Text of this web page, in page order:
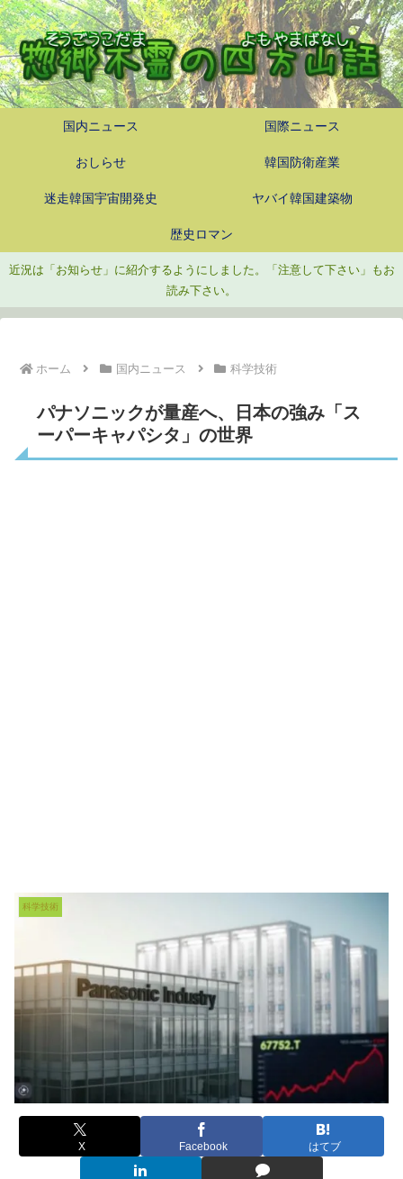
国内ニュース 国際ニュース
おしらせ 韓国防衛産業
迷走韓国宇宙開発史 ヤバイ韓国建築物
歴史ロマン
近況は「お知らせ」に紹介するようにしました。「注意して下さい」もお
読み下さい。
ホーム 国内ニュース 科学技術
パナソニックが量産へ、日本の強み「ス
ーパーキャパシタ」の世界
科学技術
X Facebook はてブ